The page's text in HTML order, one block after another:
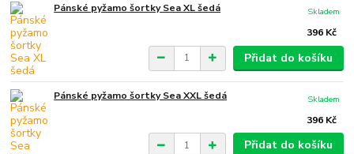
Pánské pyžamo šortky Sea XL šedá
396 Kč
Skladem
Přidat do košíku
Pánské pyžamo šortky Sea XXL šedá
396 Kč
Skladem
Přidat do košíku